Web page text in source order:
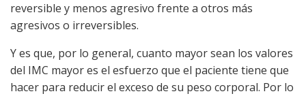
reversible y menos agresivo frente a otros más
agresivos o irreversibles.
Y es que, por lo general, cuanto mayor sean los valores
del IMC mayor es el esfuerzo que el paciente tiene que
hacer para reducir el exceso de su peso corporal. Por lo